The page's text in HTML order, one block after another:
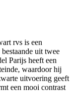
rvs is een
uit twee
Parijs heeft een
waardoor hij
uitvoering geeft
een mooi contrast